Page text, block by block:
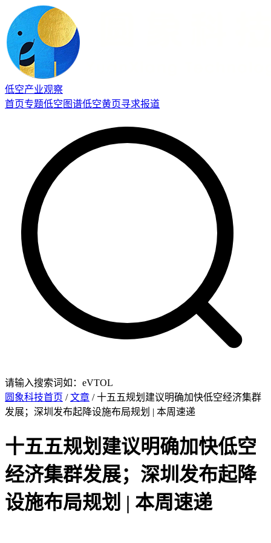
低空产业观察
首页专题低空图谱低空黄页寻求报道
请输入搜索词如：eVTOL
圆象科技首页 /文章 / 十五五规划建议明确加快低空经济集群
发展；深圳发布起降设施布局规划 | 本周速递
十五五规划建议明确加快低空
经济集群发展；深圳发布起降
设施布局规划 | 本周速递